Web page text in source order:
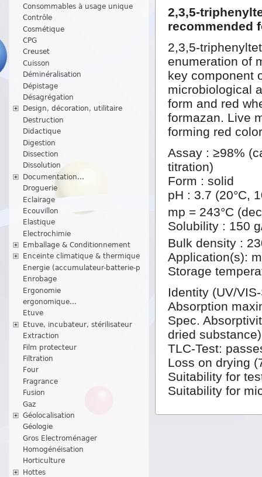
Consommables à usage unique
Contrôle
Cosmétique
CPG
Creuset
Cuisson
Déminéralisation
Dépistage
Désagrégation
Design, décoration, utilitaire
Destruction
Didactique
Digestion
Dissection
Dissolution
Documentation...
Droguerie
Eclairage
Ecouvillon
Elastique
Electrochimie
Emballage & Conditionnement
Enceinte climatique & thermique
Energie (accumulateur-batterie-p
Enrobage
Ergonomie
ergonomique...
Etuve
Etuve, incubateur, stérilisateur
Extraction
Film protecteur
Filtration
Four
Fragrance
Fusion
Gaz
Géolocalisation
Géologie
Gros Electroménager
Homogénéisation
Horticulture
Hottes
2,3,5-
recommended
2,3,5-
enumeration of
key component
microbiological
form and red
formazan. Live
forming red
Assay : ≥98%
titration)
Form : solid
pH : 3.7 (20°C,
mp = 243°C
Solubility : 150
Bulk density :
Application(s):
Storage
Identity (UV/
Absorption
Spec.
dried
TLC-Test:
Loss on drying
Suitability for
Suitability for